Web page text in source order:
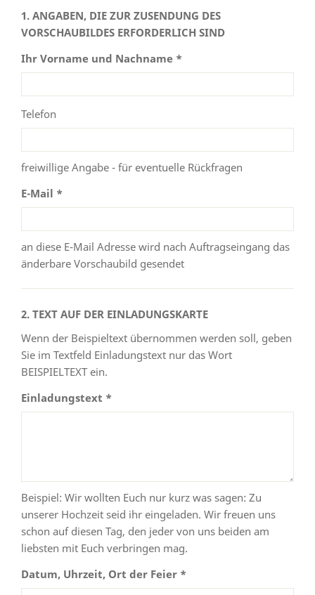
1. ANGABEN, DIE ZUR ZUSENDUNG DES
VORSCHAUBILDES ERFORDERLICH SIND
Ihr Vorname und Nachname *
Telefon
freiwillige Angabe - für eventuelle Rückfragen
E-Mail *
an diese E-Mail Adresse wird nach Auftragseingang das
änderbare Vorschaubild gesendet
2. TEXT AUF DER EINLADUNGSKARTE
Wenn der Beispieltext übernommen werden soll, geben
Sie im Textfeld Einladungstext nur das Wort
BEISPIELTEXT ein.
Einladungstext *
Beispiel: Wir wollten Euch nur kurz was sagen: Zu
unserer Hochzeit seid ihr eingeladen. Wir freuen uns
schon auf diesen Tag, den jeder von uns beiden am
liebsten mit Euch verbringen mag.
Datum, Uhrzeit, Ort der Feier *